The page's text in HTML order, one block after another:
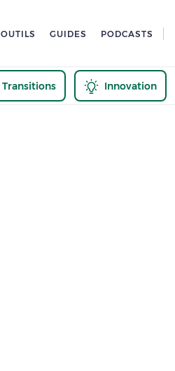
OUTILS GUIDES PODCASTS
Transitions Innovation